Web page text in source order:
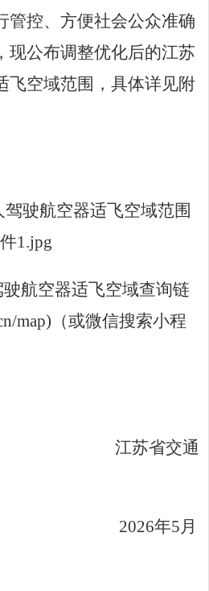
管控、方便社会公众准确
现公布调整优化后的江苏
飞空域范围，具体详见附
驶航空器适飞空域范围
1.jpg
航空器适飞空域查询链
map)（或微信搜索小程
江苏省交通
2026年5 月